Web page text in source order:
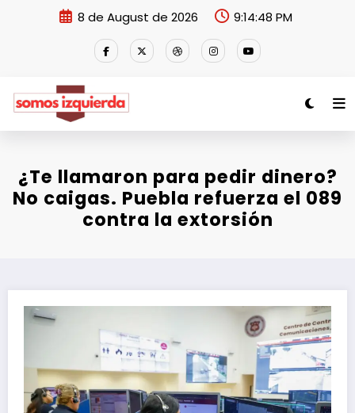
8 de August de 2026 9:14:48 PM
¿Te llamaron para pedir dinero?
No caigas. Puebla refuerza el 089
contra la extorsión